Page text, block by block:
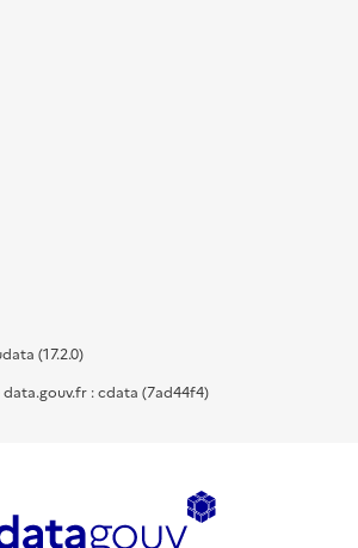
(17.2.0)
: cdata (7ad44f4)